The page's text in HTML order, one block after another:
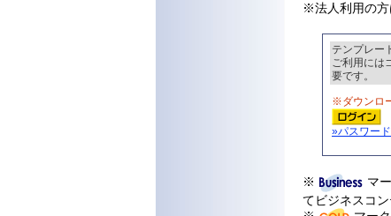
※法人利用の方
テンプレー
ご利用には
要です。
※ダウンロ
»パスワー
※
マ
てビジネスコン